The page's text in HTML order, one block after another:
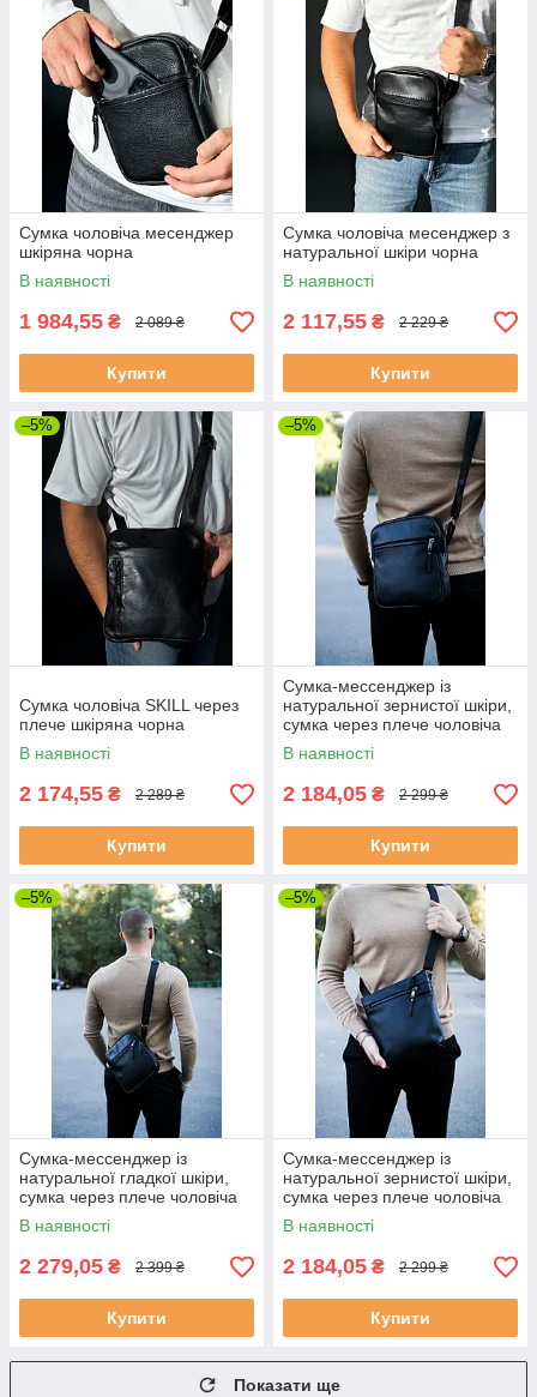
Сумка чоловіча месенджер
шкіряна чорна
В наявності
1 984,55 ₴ 2 089 ₴
Купити
Сумка чоловіча месенджер з
натуральної шкіри чорна
В наявності
2 117,55 ₴ 2 229 ₴
Купити
–5%
Сумка чоловіча SKILL через
плече шкіряна чорна
В наявності
2 174,55 ₴ 2 289 ₴
Купити
–5%
Сумка-мессенджер із
натуральної зернистої шкіри,
сумка через плече чоловіча
В наявності
2 184,05 ₴ 2 299 ₴
Купити
–5%
Сумка-мессенджер із
натуральної гладкої шкіри,
сумка через плече чоловіча
В наявності
2 279,05 ₴ 2 399 ₴
Купити
–5%
Сумка-мессенджер із
натуральної зернистої шкіри,
сумка через плече чоловіча
В наявності
2 184,05 ₴ 2 299 ₴
Купити
Показати ще